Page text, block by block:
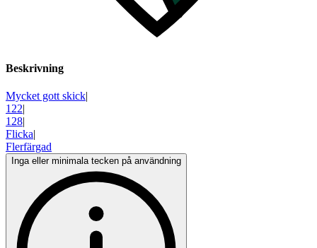
Beskrivning
Mycket gott skick|
122|
128|
Flicka|
Flerfärgad
Inga eller minimala tecken på användning